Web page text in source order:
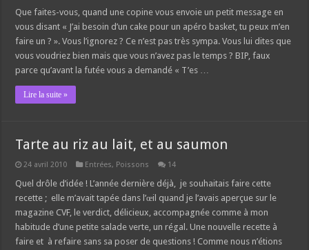
Que faites-vous, quand une copine vous envoie un petit message en
vous disant « J’ai besoin d’un cake pour un apéro basket, tu peux m’en
faire un ? ». Vous l’ignorez ? Ce n’est pas très sympa. Vous lui dites que
vous voudriez bien mais que vous n’avez pas le temps ? BIP, faux
parce qu’avant la futée vous a demandé « T’es …
Lire la suite »
Tarte au riz au lait, et au saumon
24 avril 2010 Entrées, Poissons 14
Quel drôle d’idée ! L’année dernière déjà, je souhaitais faire cette
recette ; elle m’avait tapée dans l’œil quand je l’avais aperçue sur le
magazine CVF, le verdict, délicieux, accompagnée comme à mon
habitude d’une petite salade verte, un régal. Une nouvelle recette à
faire et à refaire sans sa poser de questions ! Comme nous n’étions